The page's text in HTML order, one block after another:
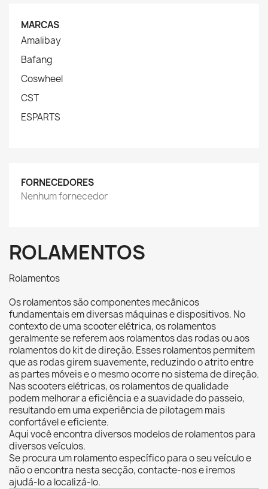
MARCAS
Amalibay
Bafang
Coswheel
CST
ESPARTS
FORNECEDORES
Nenhum fornecedor
ROLAMENTOS
Rolamentos
Os rolamentos são componentes mecânicos
fundamentais em diversas máquinas e dispositivos. No
contexto de uma scooter elétrica, os rolamentos
geralmente se referem aos rolamentos das rodas ou aos
rolamentos do kit de direção. Esses rolamentos permitem
que as rodas girem suavemente, reduzindo o atrito entre
as partes móveis e o mesmo ocorre no sistema de direção.
Nas scooters elétricas, os rolamentos de qualidade
podem melhorar a eficiência e a suavidade do passeio,
resultando em uma experiência de pilotagem mais
confortável e eficiente.
Aqui você encontra diversos modelos de rolamentos para
diversos veículos.
Se procura um rolamento específico para o seu veículo e
não o encontra nesta secção, contacte-nos e iremos
ajudá-lo a localizá-lo.